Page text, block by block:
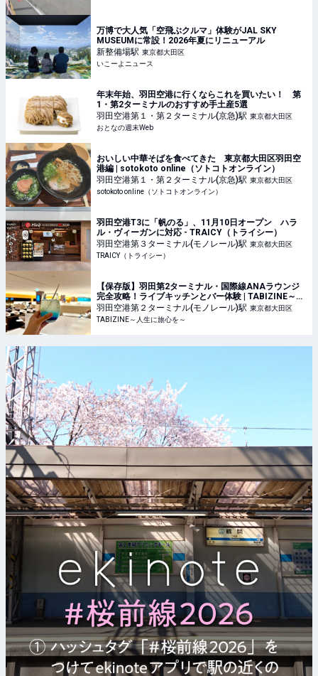
万博で大人気「空飛ぶクルマ」体験がJAL SKY
MUSEUMに常設！2026年夏にリニューアル
新整備場駅 東京都大田区
いこーよニュース
年末年始、羽田空港に行くならこれを買いたい！ 第
1・第2ターミナルのおすすめ手土産5選
羽田空港第１・第２ターミナル(京急)駅 東京都大田区
おとなの週末Web
おいしい中華そばを食べてきた 東京都大田区羽田空
港編 | sotokoto online（ソトコトオンライン）
羽田空港第１・第２ターミナル(京急)駅 東京都大田区
sotokoto online（ソトコトオンライン）
羽田空港T3に「帆のる」、11月10日オープン ハラ
ル・ヴィーガンに対応 - TRAICY（トライシー）
羽田空港第３ターミナル(モノレール)駅 東京都大田区
TRAICY（トライシー）
【保存版】羽田第2ターミナル・国際線ANAラウンジ
完全攻略！ライブキッチンとバー体験 | TABIZINE～人
生に旅心を～
羽田空港第２ターミナル(モノレール)駅 東京都大田区
TABIZINE～人生に旅心を～